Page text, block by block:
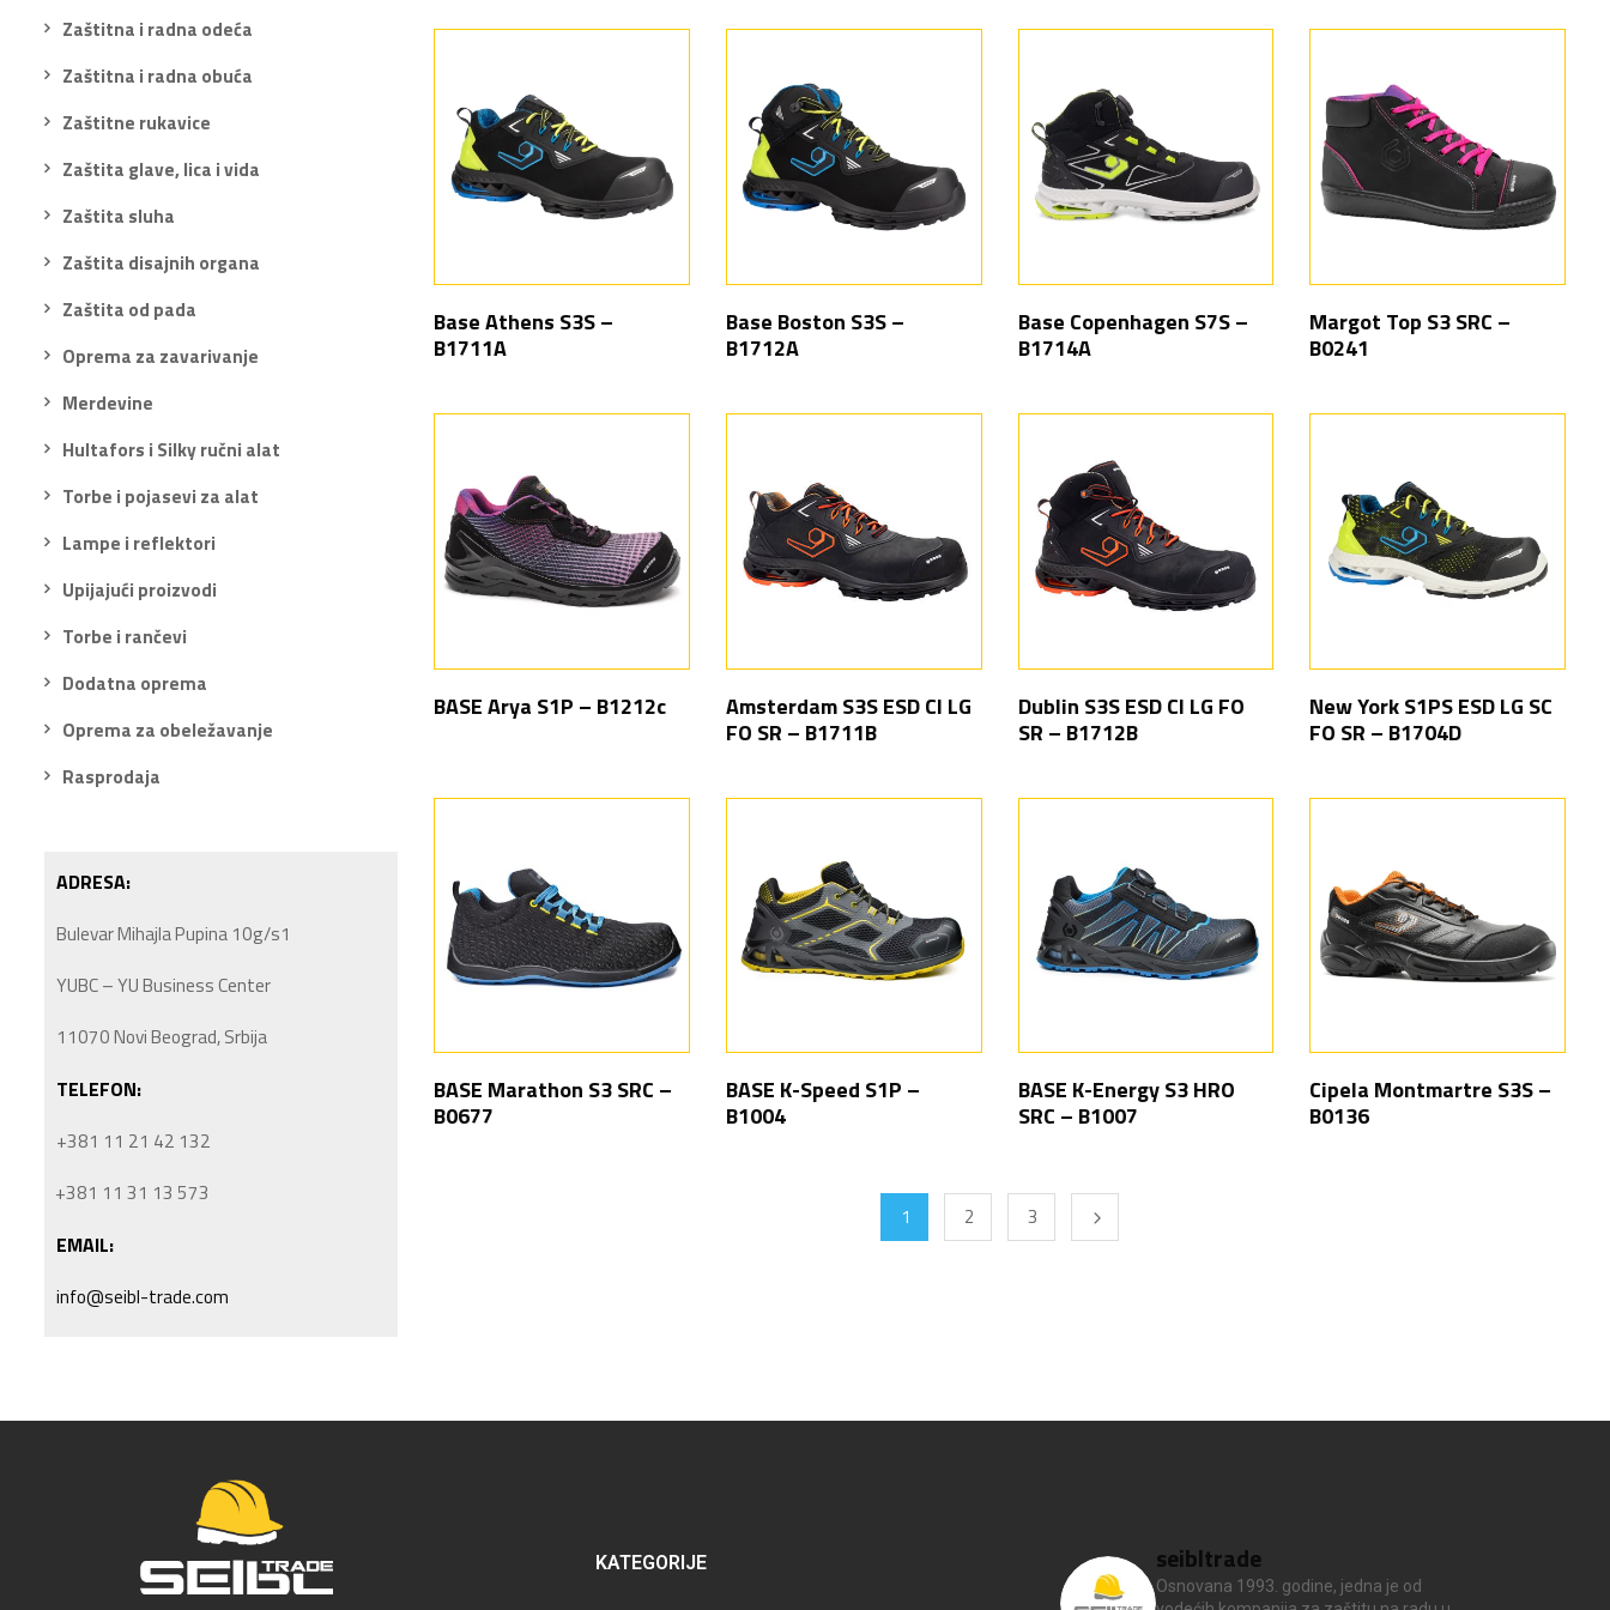
Zaštitna i radna odeća
Zaštitna i radna obuća
Zaštitne rukavice
Zaštita glave, lica i vida
Zaštita sluha
Zaštita disajnih organa
Zaštita od pada
Oprema za zavarivanje
Merdevine
Hultafors i Silky ručni alat
Torbe i pojasevi za alat
Lampe i reflektori
Upijajući proizvodi
Torbe i rančevi
Dodatna oprema
Oprema za obeležavanje
Rasprodaja
ADRESA:
Bulevar Mihajla Pupina 10g/s1
YUBC – YU Business Center
11070 Novi Beograd, Srbija
TELEFON:
+381 11 21 42 132
+381 11 31 13 573
EMAIL:
info@seibl-trade.com
Base Athens S3S –
B1711A
Base Boston S3S –
B1712A
Base Copenhagen S7S –
B1714A
Margot Top S3 SRC –
B0241
BASE Arya S1P – B1212c
Amsterdam S3S ESD CI LG
FO SR – B1711B
Dublin S3S ESD CI LG FO
SR – B1712B
New York S1PS ESD LG SC
FO SR – B1704D
BASE Marathon S3 SRC –
B0677
BASE K-Speed S1P –
B1004
BASE K-Energy S3 HRO
SRC – B1007
Cipela Montmartre S3S –
B0136
1 2 3
KATEGORIJE seibltrade
Osnovana 1993. godine, jedna je od